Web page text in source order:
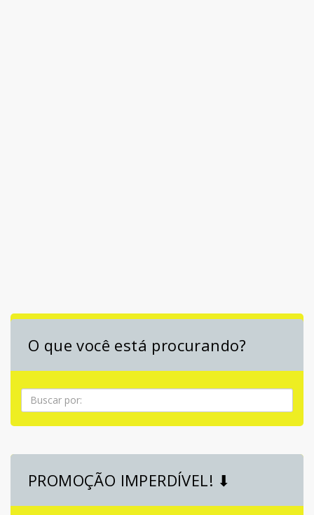
O que você está procurando?
Pesquisa
PROMOÇÃO IMPERDÍVEL! ⬇